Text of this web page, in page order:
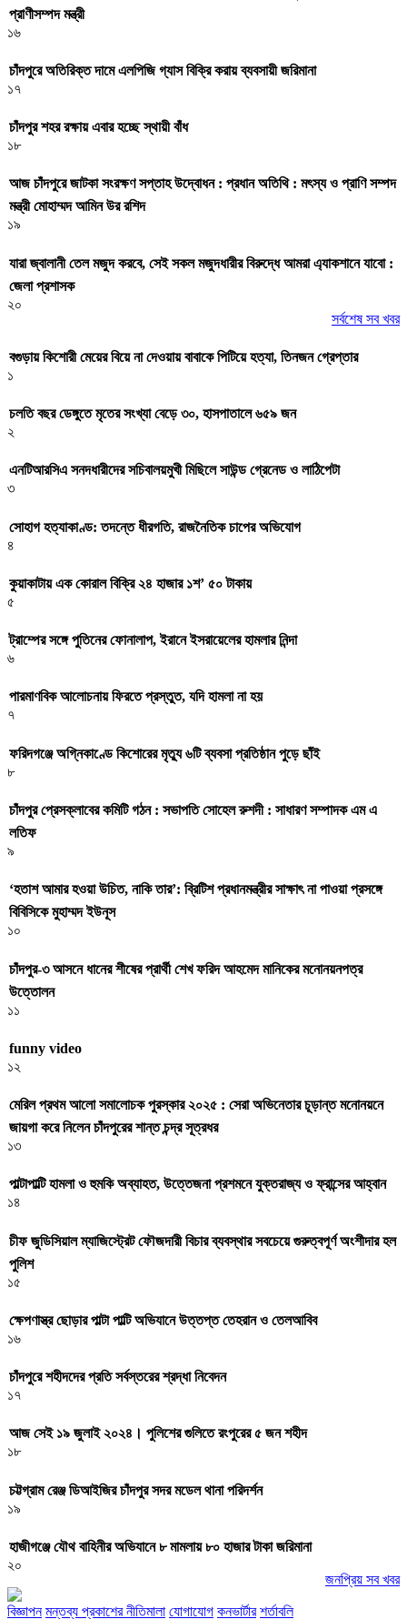
প্রাণীসম্পদ মন্ত্রী
১৬
চাঁদপুরে অতিরিক্ত দামে এলপিজি গ্যাস বিক্রি করায় ব্যবসায়ী জরিমানা
১৭
চাঁদপুর শহর রক্ষায় এবার হচ্ছে স্থায়ী বাঁধ
১৮
আজ চাঁদপুরে জাটকা সংরক্ষণ সপ্তাহ উদ্বোধন : প্রধান অতিথি : মৎস্য ও প্রাণি সম্পদ
মন্ত্রী মোহাম্মদ আমিন উর রশিদ
১৯
যারা জ্বালানী তেল মজুদ করবে, সেই সকল মজুদধারীর বিরুদ্ধে আমরা এ্যাকশানে যাবো :
জেলা প্রশাসক
২০
সর্বশেষ সব খবর
বগুড়ায় কিশোরী মেয়ের বিয়ে না দেওয়ায় বাবাকে পিটিয়ে হত্যা, তিনজন গ্রেপ্তার
১
চলতি বছর ডেঙ্গুতে মৃতের সংখ্যা বেড়ে ৩০, হাসপাতালে ৬৫৯ জন
২
এনটিআরসিএ সনদধারীদের সচিবালয়মুখী মিছিলে সাউন্ড গ্রেনেড ও লাঠিপেটা
৩
সোহাগ হত্যাকাণ্ড: তদন্তে ধীরগতি, রাজনৈতিক চাপের অভিযোগ
৪
কুয়াকাটায় এক কোরাল বিক্রি ২৪ হাজার ১শ’ ৫০ টাকায়
৫
ট্রাম্পের সঙ্গে পুতিনের ফোনালাপ, ইরানে ইসরায়েলের হামলার নিন্দা
৬
পারমাণবিক আলোচনায় ফিরতে প্রস্তুত, যদি হামলা না হয়
৭
ফরিদগঞ্জে অগ্নিকাণ্ডে কিশোরের মৃত্যু ৬টি ব্যবসা প্রতিষ্ঠান পুড়ে ছাঁই
৮
চাঁদপুর প্রেসক্লাবের কমিটি গঠন : সভাপতি সোহেল রুশদী : সাধারণ সম্পাদক এম এ
লতিফ
৯
‘হতাশ আমার হওয়া উচিত, নাকি তার’: ব্রিটিশ প্রধানমন্ত্রীর সাক্ষাৎ না পাওয়া প্রসঙ্গে
বিবিসিকে মুহাম্মদ ইউনূস
১০
চাঁদপুর-৩ আসনে ধানের শীষের প্রার্থী শেখ ফরিদ আহমেদ মানিকের মনোনয়নপত্র
উত্তোলন
১১
funny video
১২
মেরিল প্রথম আলো সমালোচক পুরস্কার ২০২৫ : সেরা অভিনেতার চূড়ান্ত মনোনয়নে
জায়গা করে নিলেন চাঁদপুরের শান্ত চন্দ্র সূত্রধর
১৩
পাল্টাপাল্টি হামলা ও হুমকি অব্যাহত, উত্তেজনা প্রশমনে যুক্তরাজ্য ও ফ্রান্সের আহ্বান
১৪
চীফ জুডিসিয়াল ম্যাজিস্ট্রেট ফৌজদারী বিচার ব্যবস্থার সবচেয়ে গুরুত্বপূর্ণ অংশীদার হল
পুলিশ
১৫
ক্ষেপণাস্ত্র ছোড়ার পাল্টা পাল্টি অভিযানে উত্তপ্ত তেহরান ও তেলআবিব
১৬
চাঁদপুরে শহীদদের প্রতি সর্বস্তরের শ্রদ্ধা নিবেদন
১৭
আজ সেই ১৯ জুলাই ২০২৪। পুলিশের গুলিতে রংপুরের ৫ জন শহীদ
১৮
চট্টগ্রাম রেঞ্জ ডিআইজির চাঁদপুর সদর মডেল থানা পরিদর্শন
১৯
হাজীগঞ্জে যৌথ বাহিনীর অভিযানে ৮ মামলায় ৮০ হাজার টাকা জরিমানা
২০
জনপ্রিয় সব খবর
বিজ্ঞাপন মন্তব্য প্রকাশের নীতিমালা যোগাযোগ কনভার্টার শর্তাবলি